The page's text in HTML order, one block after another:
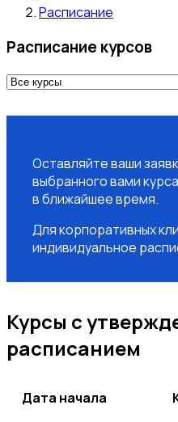
Расписание
Расписание курсов
Оставляйте ваши
выбранного вами
в ближайшее время.
Для корпоративных
индивидуальное
Курсы с
расписанием
Дата начала